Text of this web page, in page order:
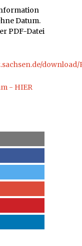
Datum.
PDF-Datei
- HIER